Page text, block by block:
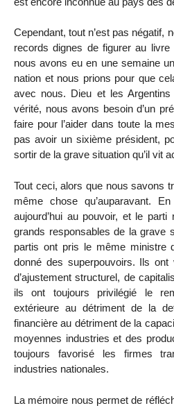
Cependant, tout n’est pas négatif,
records dignes de figurer au
nous avons eu en une semaine
nation et nous prions pour que
avec nous. Dieu et les
vérité, nous avons besoin d’un
faire pour l’aider dans toute la
pas avoir un sixième président,
sortir de la grave situation qu’il vit
Tout ceci, alors que nous savons
même chose qu’auparavant.
aujourd’hui au pouvoir, et le
grands responsables de la grave
partis ont pris le même ministre
donné des superpouvoirs. Ils
d’ajustement structurel, de
ils ont toujours privilégié le
extérieure au détriment de la
financière au détriment de la
moyennes industries et des
toujours favorisé les firmes
industries nationales.
La mémoire nous permet de